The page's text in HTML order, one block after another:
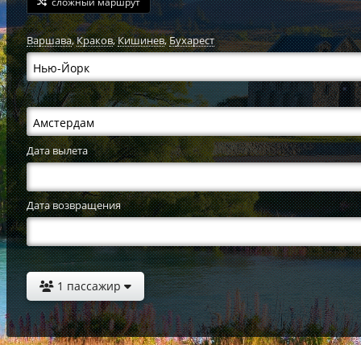
Варшава,Краков,Кишинев,Бухарест
Дата вылета
Дата возвращения
1 пассажир